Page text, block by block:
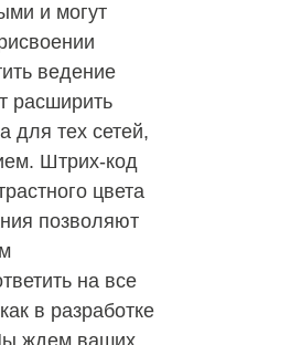
и могут
ведение
расширить
для тех сетей,
Штрих-код
цвета
позволяют
на все
в разработке
ждем ваших